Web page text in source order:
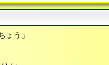
ょう」